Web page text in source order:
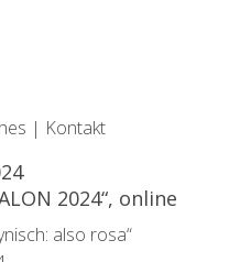
| Kontakt
2024“, online
also rosa“